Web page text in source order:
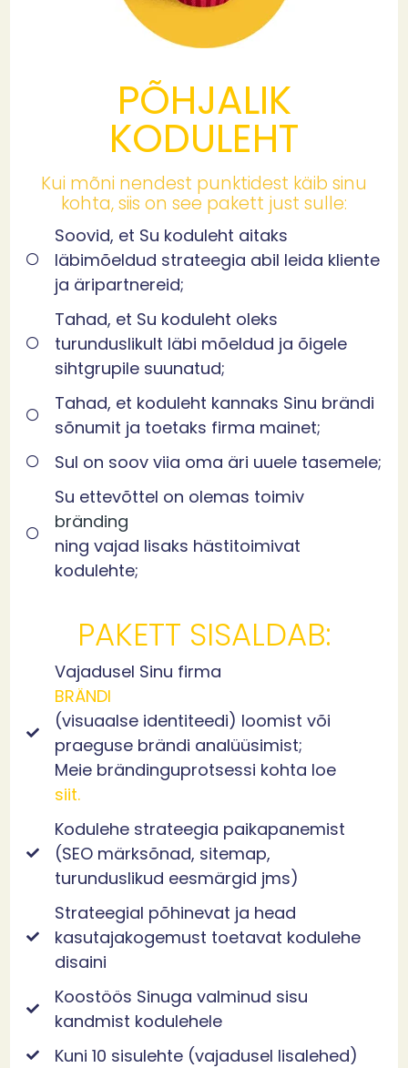
PÕHJALIK
KODULEHT
Kui mõni nendest punktidest käib sinu
kohta, siis on see pakett just sulle:
Soovid, et Su koduleht aitaks
läbimõeldud strateegia abil leida kliente
ja äripartnereid;
Tahad, et Su koduleht oleks
turunduslikult läbi mõeldud ja õigele
sihtgrupile suunatud;
Tahad, et koduleht kannaks Sinu brändi
sõnumit ja toetaks firma mainet;
Sul on soov viia oma äri uuele tasemele;
Su ettevõttel on olemas toimiv
bränding
ning vajad lisaks hästitoimivat
kodulehte;
PAKETT SISALDAB:
Vajadusel Sinu firma
BRÄNDI
(visuaalse identiteedi) loomist või
praeguse brändi analüüsimist;
Meie brändinguprotsessi kohta loe
siit.
Kodulehe strateegia paikapanemist
(SEO märksõnad, sitemap,
turunduslikud eesmärgid jms)
Strateegial põhinevat ja head
kasutajakogemust toetavat kodulehe
disaini
Koostöös Sinuga valminud sisu
kandmist kodulehele
Kuni 10 sisulehte (vajadusel lisalehed)